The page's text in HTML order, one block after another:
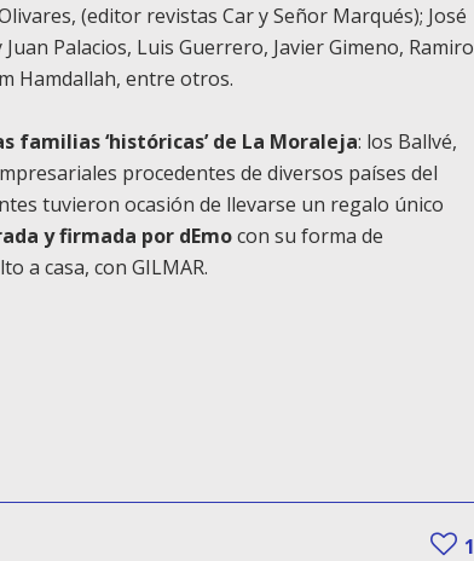
(editor revistas Car y Señor Marqués); José
Palacios, Luis Guerrero, Javier Gimeno, Ramiro
Hamdallah, entre otros.
familias ‘históricas’ de La Moraleja: los Ballvé,
procedentes de diversos países del
tuvieron ocasión de llevarse un regalo único
y firmada por dEmocon su forma de
a casa, con GILMAR.
1